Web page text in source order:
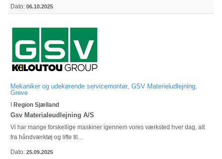
Dato: 06.10.2025
Mekaniker og udekørende servicemontør, GSV Materieludlejning,
Greve
I Region Sjælland
Gsv Materialeudlejning A/S
Vi har mange forskellige maskiner igennem vores værksted hver dag, alt
fra håndværktøj og lifte til…
Dato: 25.09.2025